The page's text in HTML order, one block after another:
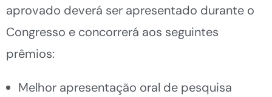
aprovado deverá ser apresentado durante o
Congresso e concorrerá aos seguintes
prêmios:
Melhor apresentação oral de pesquisa